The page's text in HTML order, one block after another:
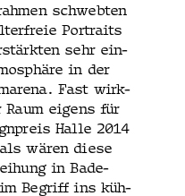
schwebten
Por­traits
sehr ein­
in der
Fast wirk­
eigens für
Halle 2014
wären diese
in Bade­
im Begriff ins küh­